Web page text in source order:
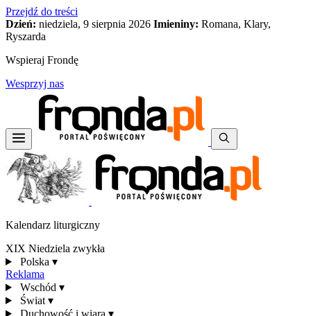
Przejdź do treści
Dzień: niedziela, 9 sierpnia 2026 Imieniny: Romana, Klary,
Ryszarda
Wspieraj Frondę
Wesprzyj nas
Kalendarz liturgiczny
XIX Niedziela zwykła
Polska ▾
Reklama
Wschód ▾
Świat ▾
Duchowość i wiara ▾